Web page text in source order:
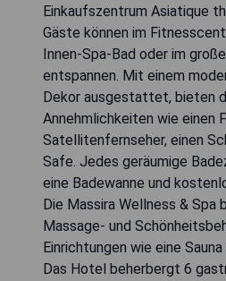
Einkaufszentrum Asiatique
Gäste können im
Innen-Spa-Bad oder im
entspannen. Mit einem
Dekor ausgestattet, bieten
Annehmlichkeiten wie einen
Satellitenfernseher, einen
Safe. Jedes geräumige
eine Badewanne und
Die Massira Wellness &
Massage- und
Einrichtungen wie eine
Das Hotel beherbergt 6